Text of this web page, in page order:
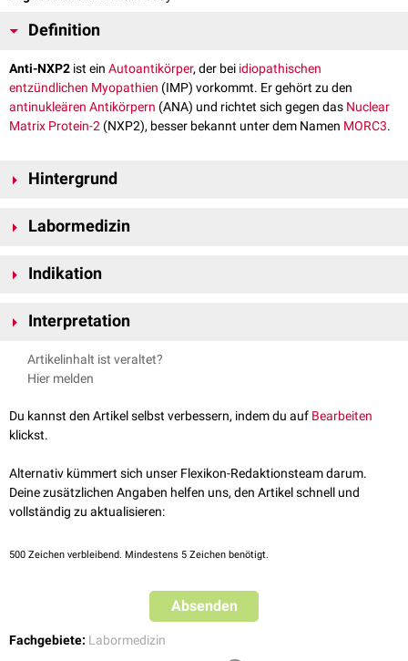
Definition
Anti-NXP2 ist ein Autoantikörper, der bei idiopathischen
entzündlichen Myopathien (IMP) vorkommt. Er gehört zu den
antinukleären Antikörpern (ANA) und richtet sich gegen das Nuclear
Matrix Protein-2 (NXP2), besser bekannt unter dem Namen MORC3.
Hintergrund
Zinkfinger-Protein , das zur
Labormedizin
Indikation
idiopathischer entzündlicher Myopathien
Interpretation
Anti-NXP2 kann u.a. nachgewiesen werden bei:
Dermatomyositis
Juveniler Dermatomyositis(JDM)
Anti-NXP2-Antikörper korrelieren in der Regel mit einem schwereren
Calcinosis cutiseinhergeht.
Artikelinhalt ist veraltet?
Hier melden
Du kannst den Artikel selbst verbessern, indem du auf Bearbeiten
klickst.
Alternativ kümmert sich unser Flexikon-Redaktionsteam darum.
Deine zusätzlichen Angaben helfen uns, den Artikel schnell und
vollständig zu aktualisieren:
500 Zeichen verbleibend. Mindestens 5 Zeichen benötigt.
Absenden
Fachgebiete: Labormedizin